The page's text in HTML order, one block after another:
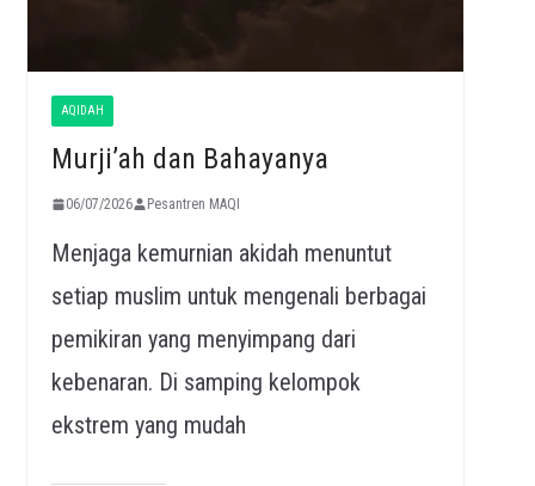
AQIDAH
Murji’ah dan Bahayanya
06/07/2026 Pesantren MAQI
Menjaga kemurnian akidah menuntut
setiap muslim untuk mengenali berbagai
pemikiran yang menyimpang dari
kebenaran. Di samping kelompok
ekstrem yang mudah